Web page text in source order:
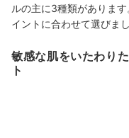
ルの主に3種類がありま
イントに合わせて選びまし
敏感な肌をいたわり
ト